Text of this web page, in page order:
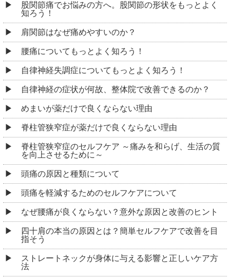
股関節痛でお悩みの方へ。股関節の形状をもっとよく
知ろう！
肩関節はなぜ痛めやすいのか？
腰痛についてもっとよく知ろう！
自律神経失調症についてもっとよく知ろう！
自律神経の症状が何故、整体院で改善できるのか？
めまいが薬だけで良くならない理由
脊柱管狭窄症が薬だけで良くならない理由
脊柱管狭窄症のセルフケア ～痛みを和らげ、生活の質
を向上させるために～
頭痛の原因と種類について
頭痛を軽減するためのセルフケアについて
なぜ腰痛が良くならない？意外な原因と改善のヒント
四十肩の本当の原因とは？簡単セルフケアで改善を目
指そう
ストレートネックが身体に与える影響と正しいケア方
法